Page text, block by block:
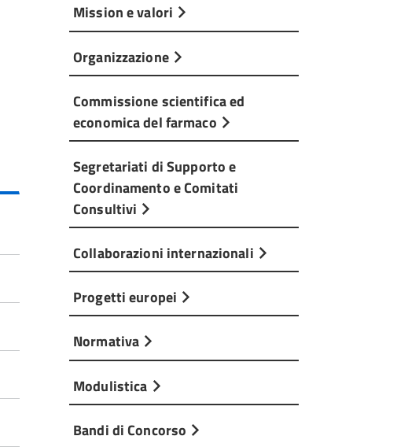
Mission e valori
Organizzazione
Commissione scientifica ed
economica del farmaco
Segretariati di Supporto e
Coordinamento e Comitati
Consultivi
Collaborazioni internazionali
Progetti europei
Normativa
Modulistica
Bandi di Concorso